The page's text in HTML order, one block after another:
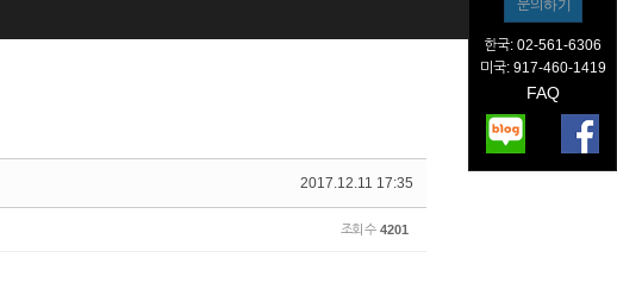
2017.12.11 17:35
조회 수 4201
한국: 02-561-6306
미국: 917-460-1419
FAQ